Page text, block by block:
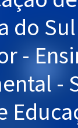
do Sul
-
-